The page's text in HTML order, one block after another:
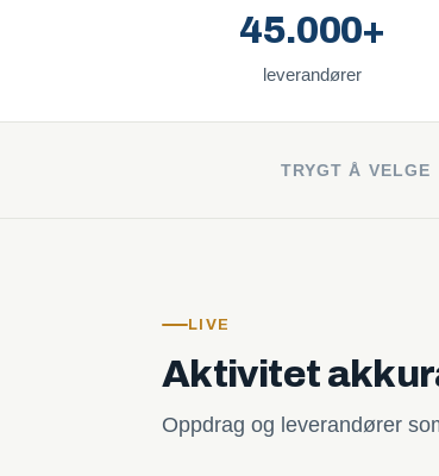
45.000+
leverandører
TRYGT Å VELGE
LIVE
Aktivitet
Oppdrag og leverandører